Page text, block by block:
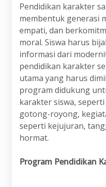
Pendidikan karakter
membentuk generasi
empati, dan
moral. Siswa harus
informasi dari
pendidikan karakter
utama yang harus
program didukung
karakter siswa,
gotong-royong,
seperti kejujuran,
hormat.
Program Pendidikan